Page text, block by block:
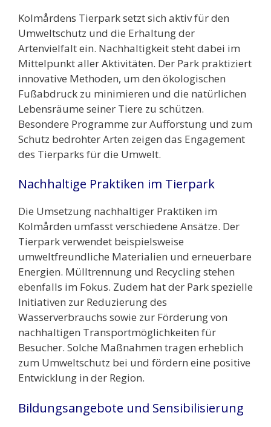
Kolmårdens Tierpark setzt sich aktiv für den
Umweltschutz und die Erhaltung der
Artenvielfalt ein. Nachhaltigkeit steht dabei im
Mittelpunkt aller Aktivitäten. Der Park praktiziert
innovative Methoden, um den ökologischen
Fußabdruck zu minimieren und die natürlichen
Lebensräume seiner Tiere zu schützen.
Besondere Programme zur Aufforstung und zum
Schutz bedrohter Arten zeigen das Engagement
des Tierparks für die Umwelt.
Nachhaltige Praktiken im Tierpark
Die Umsetzung nachhaltiger Praktiken im
Kolmården umfasst verschiedene Ansätze. Der
Tierpark verwendet beispielsweise
umweltfreundliche Materialien und erneuerbare
Energien. Mülltrennung und Recycling stehen
ebenfalls im Fokus. Zudem hat der Park spezielle
Initiativen zur Reduzierung des
Wasserverbrauchs sowie zur Förderung von
nachhaltigen Transportmöglichkeiten für
Besucher. Solche Maßnahmen tragen erheblich
zum Umweltschutz bei und fördern eine positive
Entwicklung in der Region.
Bildungsangebote und Sensibilisierung